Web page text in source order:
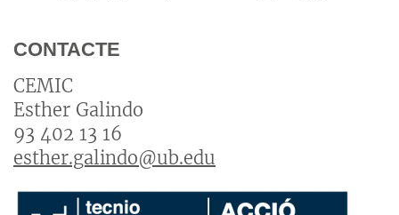
CONTACTE
CEMIC
Esther Galindo
93 402 13 16
esther.galindo@ub.edu